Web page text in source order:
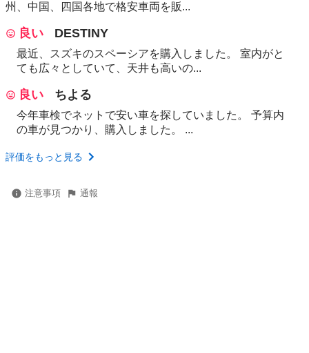
州、中国、四国各地で格安車両を販...
良い DESTINY
最近、スズキのスペーシアを購入しました。 室内がと
ても広々としていて、天井も高いの...
良い ちよる
今年車検でネットで安い車を探していました。 予算内
の車が見つかり、購入しました。 ...
評価をもっと見る
注意事項 通報